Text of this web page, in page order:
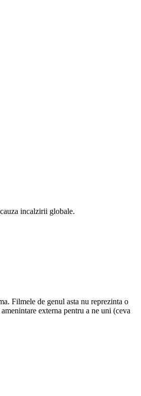
incalzirii globale.
Filmele de genul asta nu reprezinta o
externa pentru a ne uni (ceva